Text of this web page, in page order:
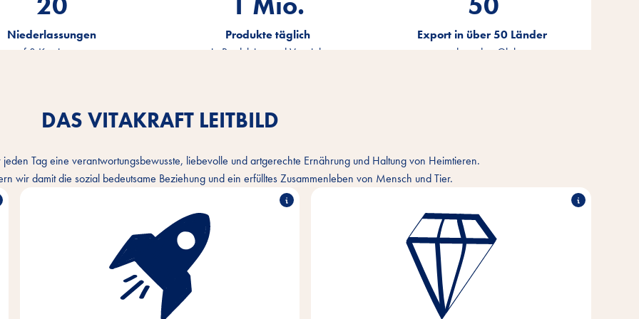
Niederlassungen
auf 3 Kontinenten
Produkte täglich
in Produktion und Vertrieb
Export in über 50 Länder
rund um den Globus
DAS VITAKRAFT LEITBILD
Tag eine verantwortungsbewusste, liebevolle und artgerechte Ernährung und Haltung von Heimtieren.
wir damit die sozial bedeutsame Beziehung und ein erfülltes Zusammenleben von Mensch und Tier.
Mit Passion und Empathie für die Bedürfnisse der
Heimtiere und ihrer Halter entwickeln, produzieren
und vertreiben wir innovative, qualitativ
hochwertige und bedarfsgerechte Produkte. Durch
nachhaltiges Handeln leisten wir unseren Beitrag
zur Erhaltung der lebenswichtigen natürlichen
Herausragende Leistung, partnerschaftliches
Arbeiten, Innovationsstärke & verantwortungsvolles
Handeln – das sind die Säulen, auf denen die
Wertvorstellungen unseres Unternehmens
basieren.
Diese Kernwerte sind Grundlage und Orientierung